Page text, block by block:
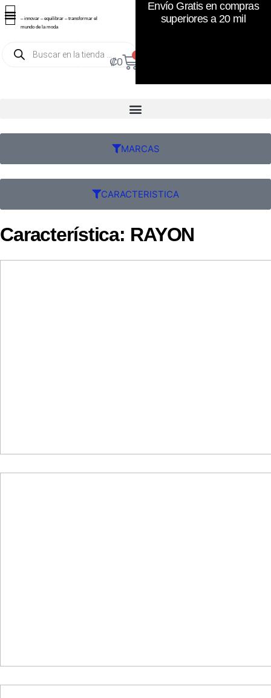
– innovar – equilibrar – transformar el
mundo de la moda
₡0
Envío Gratis en compras
superiores a 20 mil
MARCAS
CARACTERISTICA
Característica: RAYON